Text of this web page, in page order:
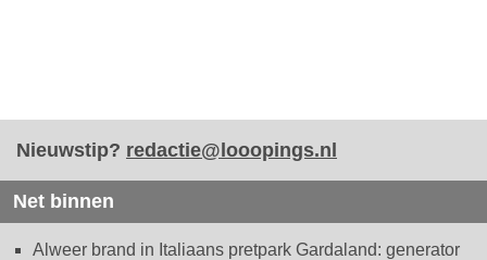
Nieuwstip? redactie@looopings.nl
Net binnen
Alweer brand in Italiaans pretpark Gardaland: generator